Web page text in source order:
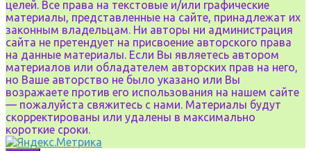
целей. Все права на текстовые и/или графические
материалы, представленные на сайте, принадлежат их
законным владельцам. Ни авторы ни администрация
сайта не претендует на присвоение авторского права
на данные материалы. Если Вы являетесь автором
материалов или обладателем авторских прав на него,
но Ваше авторство не было указано или Вы
возражаете против его использования на нашем сайте
— пожалуйста свяжитесь с нами. Материалы будут
скорректированы или удалены в максимально
короткие сроки.